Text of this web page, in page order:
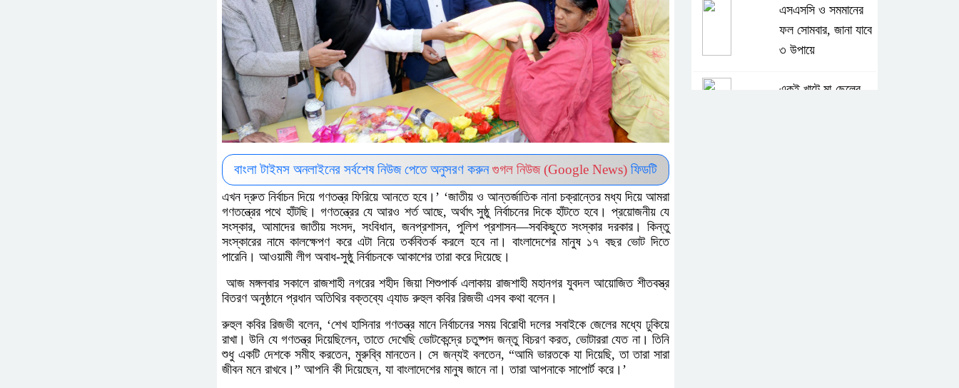
বাংলা টাইমস অনলাইনের সর্বশেষ নিউজ পেতে অনুসরণ করুনগুগল নিউজ (Google News) ফিডটি
এখন দ্রুত নির্বাচন দিয়ে গণতন্ত্র ফিরিয়ে আনতে হবে।’ ‘জাতীয় ও আন্তর্জাতিক নানা চক্রান্তের মধ্য দিয়ে আমরা
গণতন্ত্রের পথে হাঁটছি। গণতন্ত্রের যে আরও শর্ত আছে, অর্থাৎ সুষ্ঠু নির্বাচনের দিকে হাঁটতে হবে। প্রয়োজনীয় যে
সংস্কার, আমাদের জাতীয় সংসদ, সংবিধান, জনপ্রশাসন, পুলিশ প্রশাসন—সবকিছুতে সংস্কার দরকার। কিন্তু
সংস্কারের নামে কালক্ষেপণ করে এটা নিয়ে তর্কবিতর্ক করলে হবে না। বাংলাদেশের মানুষ ১৭ বছর ভোট দিতে
পারেনি। আওয়ামী লীগ অবাধ-সুষ্ঠু নির্বাচনকে আকাশের তারা করে দিয়েছে।
আজ মঙ্গলবার সকালে রাজশাহী নগরের শহীদ জিয়া শিশুপার্ক এলাকায় রাজশাহী মহানগর যুবদল আয়োজিত শীতবস্ত্র
বিতরণ অনুষ্ঠানে প্রধান অতিথির বক্তব্যে এ্যাড রুহুল কবির রিজভী এসব কথা বলেন।
রুহুল কবির রিজভী বলেন, ‘শেখ হাসিনার গণতন্ত্র মানে নির্বাচনের সময় বিরোধী দলের সবাইকে জেলের মধ্যে ঢুকিয়ে
রাখা। উনি যে গণতন্ত্র দিয়েছিলেন, তাতে দেখেছি ভোটকেন্দ্রে চতুষ্পদ জন্তু বিচরণ করত, ভোটাররা যেত না। তিনি
শুধু একটি দেশকে সমীহ করতেন, মুরুব্বি মানতেন। সে জন্যই বলতেন, “আমি ভারতকে যা দিয়েছি, তা তারা সারা
জীবন মনে রাখবে।” আপনি কী দিয়েছেন, যা বাংলাদেশের মানুষ জানে না। তারা আপনাকে সাপোর্ট করে।’
এসএসসি ও সমমানের
ফল সোমবার, জানা যাবে
৩ উপায়ে
একই খাটে মা-ছেলের